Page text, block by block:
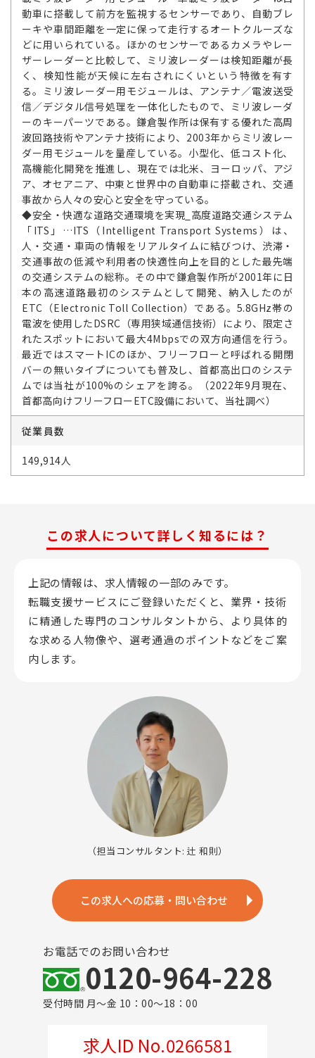
動車に搭載して前方を監視するセンサーであり、自動ブレ
ーキや車間距離を一定に保って走行するオートクルーズな
どに用いられている。ほかのセンサーであるカメラやレー
ザーレーダーと比較して、ミリ波レーダーは検知距離が長
く、検知性能が天候に左右されにくいという特徴を有す
る。ミリ波レーダー用モジュールは、アンテナ／電波送受
信／デジタル信号処理を一体化したもので、ミリ波レーダ
ーのキーパーツである。鎌倉製作所は保有する優れた高周
波回路技術やアンテナ技術により、2003年からミリ波レー
ダー用モジュールを量産している。小型化、低コスト化、
高機能化開発を推進し、現在では北米、ヨーロッパ、アジ
ア、オセアニア、中東と世界中の自動車に搭載され、交通
事故から人々の安心と安全を守っている。
◆安全・快適な道路交通環境を実現_高度道路交通システム
「ITS」…ITS（Intelligent Transport Systems）は、
人・交通・車両の情報をリアルタイムに結びつけ、渋滞・
交通事故の低減や利用者の快適性向上を目的とした最先端
の交通システムの総称。その中で鎌倉製作所が2001年に日
本の高速道路最初のシステムとして開発、納入したのが
ETC（Electronic Toll Collection）である。5.8GHz帯の
電波を使用したDSRC（専用狭域通信技術）により、限定さ
れたスポットにおいて最大4Mbpsでの双方向通信を行う。
最近ではスマートICのほか、フリーフローと呼ばれる開閉
バーの無いタイプについても普及し、首都高出口のシステ
ムでは当社が100%のシェアを誇る。（2022年9月現在、
首都高向けフリーフローETC設備において、当社調べ）
従業員数
149,914人
この求人について詳しく知るには？
上記の情報は、求人情報の一部のみです。
転職支援サービスにご登録いただくと、業界・技術
に精通した専門のコンサルタントから、 より具体的
な求める人物像や、選考通過のポイントなどをご案
内します。
（担当コンサルタント: 辻 和則）
この求人への応募・問い合わせ
お電話でのお問い合わせ
0120-964-228
受付時間 月～金 10：00～18：00
求人ID No.0266581